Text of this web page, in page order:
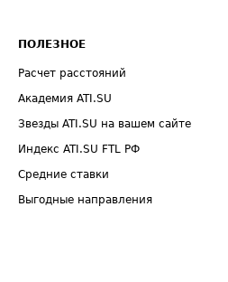
ПОЛЕЗНОЕ
Расчет расстояний
Академия ATI.SU
Звезды ATI.SU на вашем сайте
Индекс ATI.SU FTL РФ
Средние ставки
Выгодные направления